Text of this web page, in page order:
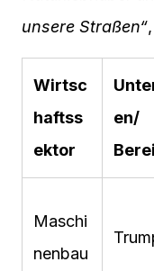
unsere Straßen“
Wirtsc
haftss
ektor
en/
Maschi
nenbau